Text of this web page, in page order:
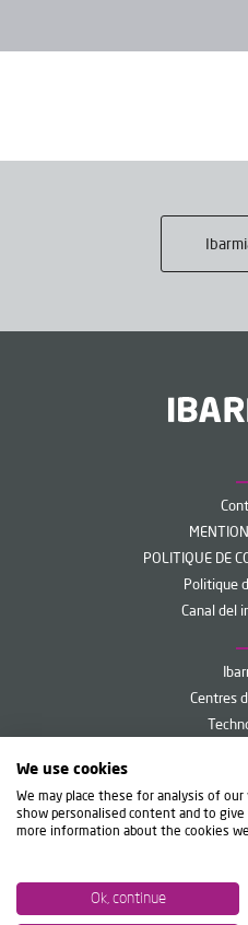
POLITIQUE DE
Politique
Canal del
Centres
IBARMIA
T+34
We use cookies
We may place these for analysis of
show personalised content and to
more information about the cookies
Ok, continue